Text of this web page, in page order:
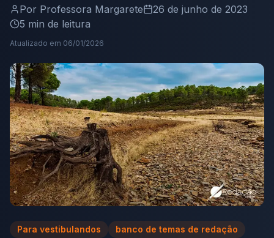
Por Professora Margarete
26 de junho de 2023
5 min de leitura
Atualizado em 06/01/2026
Para vestibulandos
banco de temas de redação